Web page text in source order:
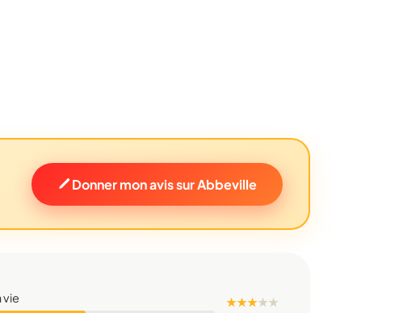
Donner mon avis sur Abbeville
vie ★ ★ ★★★